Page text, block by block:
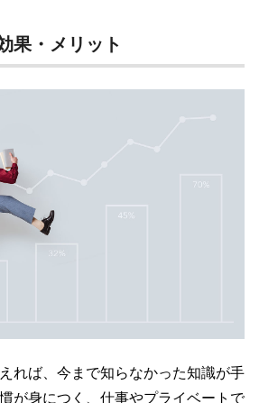
果・メリット
れば、今まで知らなかった知識が手
が身につく、仕事やプライベートで